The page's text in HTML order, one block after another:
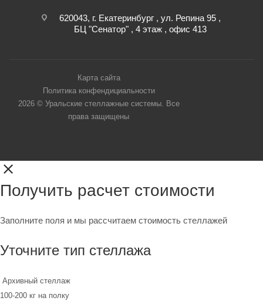
620043, г. Екатеринбург , ул. Репина 95 ,
БЦ "Сенатор" , 4 этаж , офис 413
Карта сайта
Политика конфендициальности
2026 © Уральские стеллажные системы. Все
права защищены
Получить расчет стоимости
Заполните поля и мы рассчитаем стоимость стеллажей
Уточните тип стеллажа
Архивный стеллаж
100-200 кг на полку